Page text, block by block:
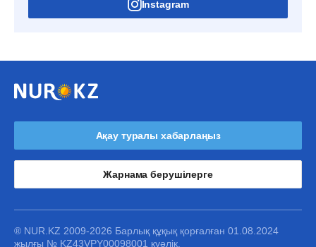
Instagram
Ақау туралы хабарлаңыз
Жарнама берушілерге
® NUR.KZ 2009-2026 Барлық құқық қорғалған 01.08.2024
жылғы № KZ43VPY00098001 куәлік.